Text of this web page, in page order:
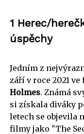
1 Herec/
úspěchy
Jedním z
září v roce 2021
Holmes. Známá
si získala diváky
letech se objevila
filmy jako "The